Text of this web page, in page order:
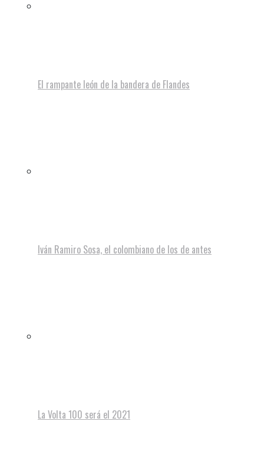
El rampante león de la bandera de Flandes
Iván Ramiro Sosa, el colombiano de los de antes
La Volta 100 será el 2021